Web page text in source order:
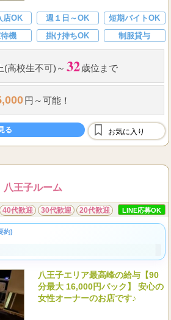
店OK 週１日～OK
短期バイトOK
機 掛け持ちOK 制服貸与
(高校生不可)～ 32歳位まで
円～可能！
る お気に入り
八王子ルーム
40代歓迎 30代歓迎 20代歓迎 LINE応募OK
約)
指しながら、あなたらしく輝ける喜び
くださいね。
八王子エリア最高峰の給与【90